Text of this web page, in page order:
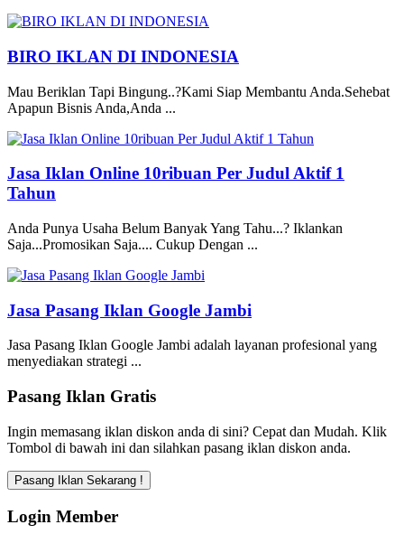
BIRO IKLAN DI INDONESIA
Mau Beriklan Tapi Bingung..?Kami Siap Membantu Anda.Sehebat
Apapun Bisnis Anda,Anda ...
Jasa Iklan Online 10ribuan Per Judul Aktif 1
Tahun
Anda Punya Usaha Belum Banyak Yang Tahu...? Iklankan
Saja...Promosikan Saja.... Cukup Dengan ...
Jasa Pasang Iklan Google Jambi
Jasa Pasang Iklan Google Jambi adalah layanan profesional yang
menyediakan strategi ...
Pasang Iklan Gratis
Ingin memasang iklan diskon anda di sini? Cepat dan Mudah. Klik
Tombol di bawah ini dan silahkan pasang iklan diskon anda.
Login Member